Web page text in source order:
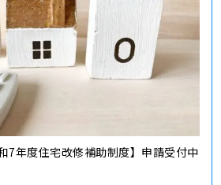
7年度住宅改修補助制度】申請受付中